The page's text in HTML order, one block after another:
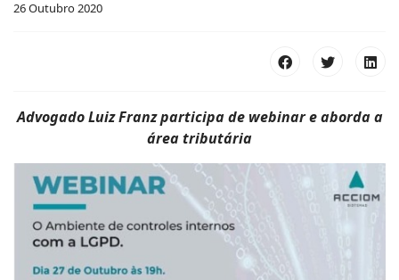
26 Outubro 2020
Advogado Luiz Franz participa de webinar e aborda a
área tributária